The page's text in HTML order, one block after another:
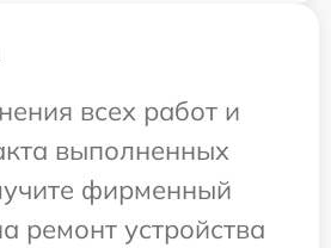
всех работ и
выполненных
фирменный
ремонт устройства